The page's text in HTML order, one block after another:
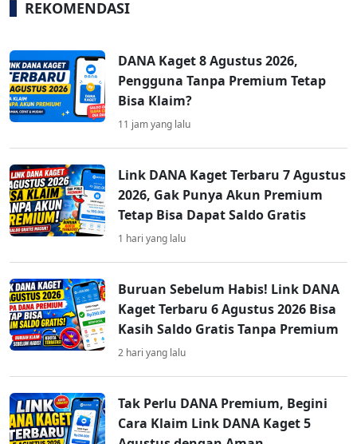
REKOMENDASI
DANA Kaget 8 Agustus 2026,
Pengguna Tanpa Premium Tetap
Bisa Klaim?
11 jam yang lalu
Link DANA Kaget Terbaru 7 Agustus
2026, Gak Punya Akun Premium
Tetap Bisa Dapat Saldo Gratis
1 hari yang lalu
Buruan Sebelum Habis! Link DANA
Kaget Terbaru 6 Agustus 2026 Bisa
Kasih Saldo Gratis Tanpa Premium
2 hari yang lalu
Tak Perlu DANA Premium, Begini
Cara Klaim Link DANA Kaget 5